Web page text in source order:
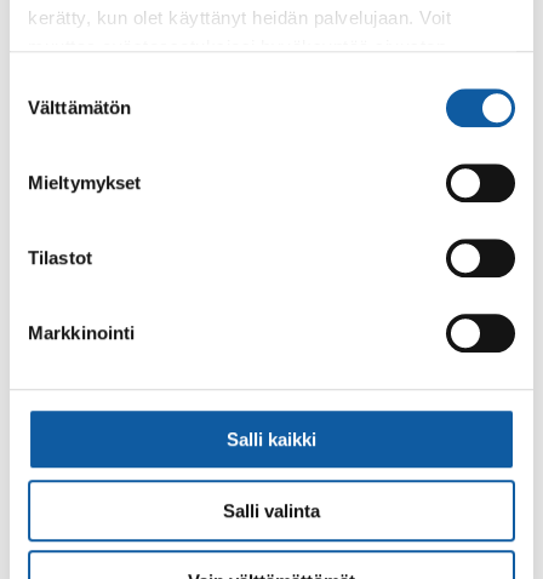
kerätty, kun olet käyttänyt heidän palvelujaan. Voit
valinta
Välttämätön
Mieltymykset
Tilastot
Markkinointi
Salli kaikki
Salli valinta
Vaihde: (02) 474 511
Sähköposti:paimio.kaupunki@paimio.fi
FacebookInstagram